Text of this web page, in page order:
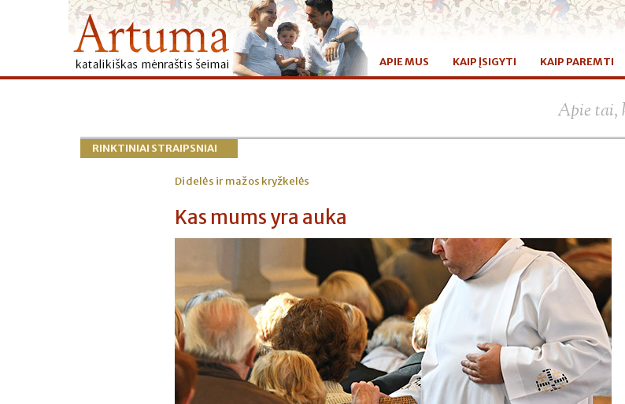
APIE MUS KAIP ĮSIGYTI KAIP PAREMTI
Apie tai,
RINKTINIAI STRAIPSNIAI
Didelės ir mažos kryžkelės
Kas mums yra auka